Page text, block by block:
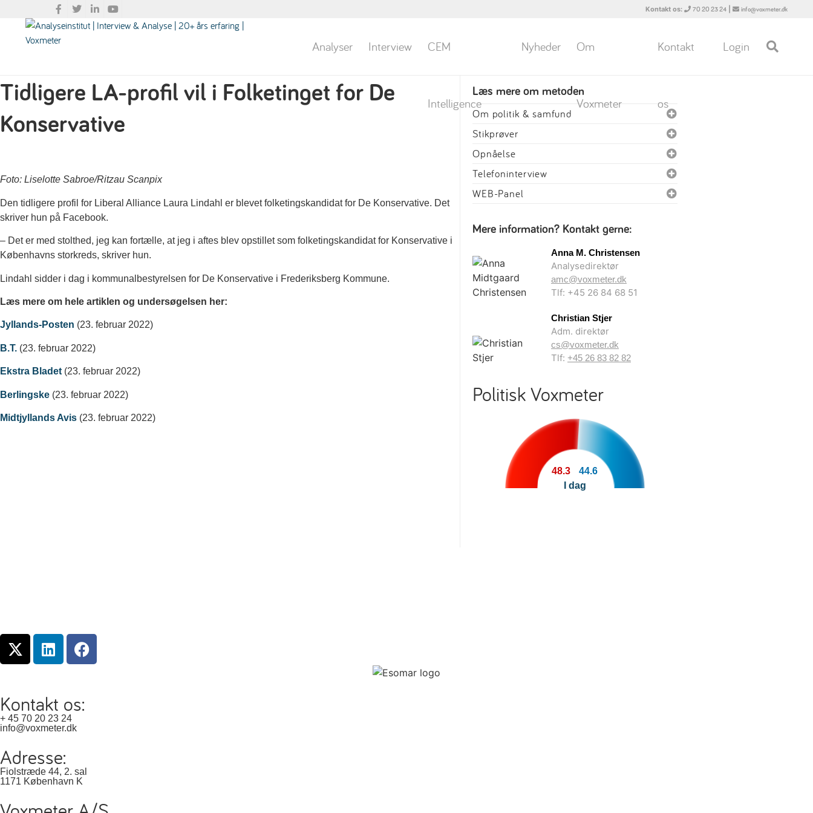
Kontakt os: 70 20 23 24 | info@voxmeter.dk
Analyser Interview CEM
Intelligence
Nyheder Om
Voxmeter
Kontakt
os
Login
Tidligere LA-profil vil i Folketinget for De
Konservative
Foto: Liselotte Sabroe/Ritzau Scanpix
Den tidligere profil for Liberal Alliance Laura Lindahl er blevet folketingskandidat for De Konservative. Det
skriver hun på Facebook.
– Det er med stolthed, jeg kan fortælle, at jeg i aftes blev opstillet som folketingskandidat for Konservative i
Københavns storkreds, skriver hun.
Lindahl sidder i dag i kommunalbestyrelsen for De Konservative i Frederiksberg Kommune.
Læs mere om hele artiklen og undersøgelsen her:
Jyllands-Posten (23. februar 2022)
B.T. (23. februar 2022)
Ekstra Bladet (23. februar 2022)
Berlingske (23. februar 2022)
Midtjyllands Avis (23. februar 2022)
Læs mere om metoden
Om politik & samfund
Stikprøver
Opnåelse
Telefoninterview
WEB-Panel
Mere information? Kontakt gerne:
Anna M. Christensen
Analysedirektør
amc@voxmeter.dk
Tlf: +45 26 84 68 51
Christian Stjer
Adm. direktør
cs@voxmeter.dk
Tlf: +45 26 83 82 82
Politisk Voxmeter
48.3
44.6
I dag
Kontakt os:
+ 45 70 20 23 24
info@voxmeter.dk
Adresse:
Fiolstræde 44, 2. sal
1171 København K